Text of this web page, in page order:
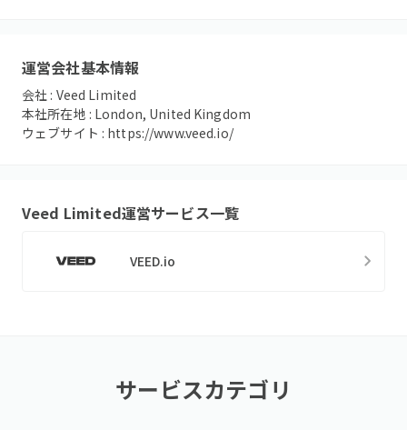
運営会社基本情報
会社 : Veed Limited
本社所在地 : London, United Kingdom
ウェブサイト : https://www.veed.io/
Veed Limited運営サービス一覧
VEED.io
サービスカテゴリ